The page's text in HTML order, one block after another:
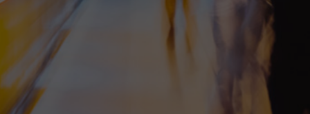
Enter
search
Suche